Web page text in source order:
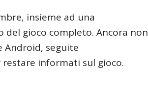
insieme ad una
del gioco completo. Ancora non
Android, seguite
restare informati sul gioco.